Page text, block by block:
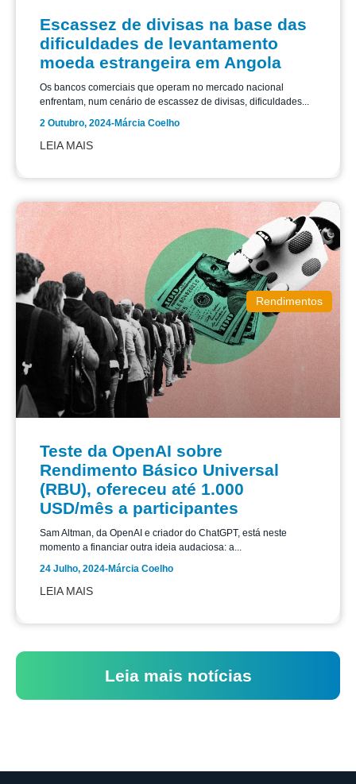
Escassez de divisas na base das
dificuldades de levantamento
moeda estrangeira em Angola
Os bancos comerciais que operam no mercado nacional
enfrentam, num cenário de escassez de divisas, dificuldades...
2 Outubro, 2024-Márcia Coelho
LEIA MAIS
Rendimentos
Teste da OpenAI sobre
Rendimento Básico Universal
(RBU), ofereceu até 1.000
USD/mês a participantes
Sam Altman, da OpenAI e criador do ChatGPT, está neste
momento a financiar outra ideia audaciosa: a...
24 Julho, 2024-Márcia Coelho
LEIA MAIS
Leia mais notícias